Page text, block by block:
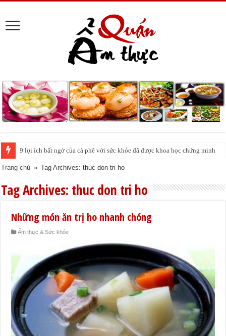
9 lợi ích bất ngờ của cà phê với sức khỏe đã được khoa học chứng minh
Trang chủ » Tag Archives: thuc don tri ho
Tag Archives: thuc don tri ho
Những món ăn trị ho nhanh chóng
Ẩm thực & Sức khỏe